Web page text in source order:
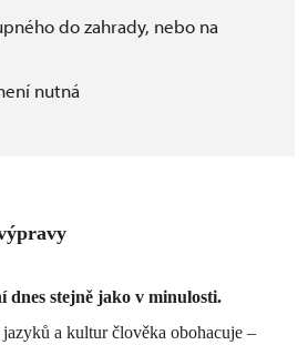
do zahrady, nebo na
nutná
dnes stejně jako v minulosti.
a kultur člověka obohacuje –